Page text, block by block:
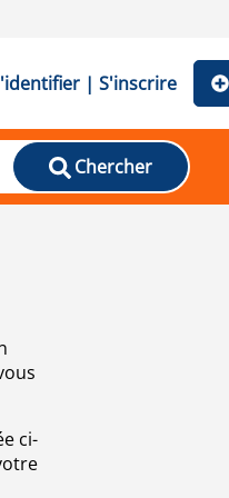
| S'inscrire
Chercher
ci-